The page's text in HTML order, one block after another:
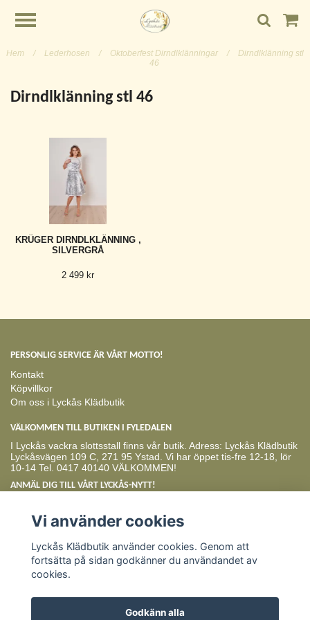
Hem / Lederhosen / Oktoberfest Dirndlklänningar /
Dirndlklänning stl
46
Dirndlklänning stl 46
KRÜGER DIRNDLKLÄNNING ,
SILVERGRÅ
2 499 kr
PERSONLIG SERVICE ÄR VÅRT MOTTO!
Kontakt
Köpvillkor
Om oss i Lyckås Klädbutik
VÄLKOMMEN TILL BUTIKEN I FYLEDALEN
I Lyckås vackra slottsstall finns vår butik. Adress: Lyckås Klädbutik
Lyckåsvägen 109 C, 271 95 Ystad. Vi har öppet tis-fre 12-18, lör
10-14 Tel. 0417 40140 VÄLKOMMEN!
ANMÄL DIG TILL VÅRT LYCKÅS-NYTT!
Vi använder cookies
Lyckås Klädbutik använder cookies. Genom att
fortsätta på sidan godkänner du användandet av
cookies.
Godkänn alla